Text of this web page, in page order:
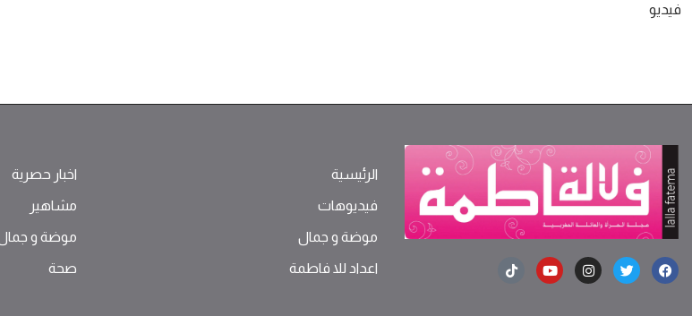
فيديو
الرئيسية
فيديوهات
موضة ‫و‬ ‫‬‫جمال‬
اعداد للا فاطمة
اخبار حصرية
مشاهير
موضة ‫و‬
صحة